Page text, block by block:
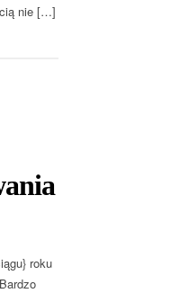
nie […]
roku